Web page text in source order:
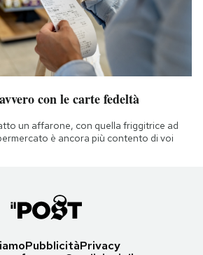
con le carte fedeltà
un affarone, con quella friggitrice ad
è ancora più contento di voi
PubblicitàPrivacy